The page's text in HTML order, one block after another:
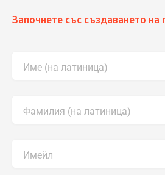
Започнете със създаването на
Име (на латиница)
Фамилия (на латиница)
Имейл